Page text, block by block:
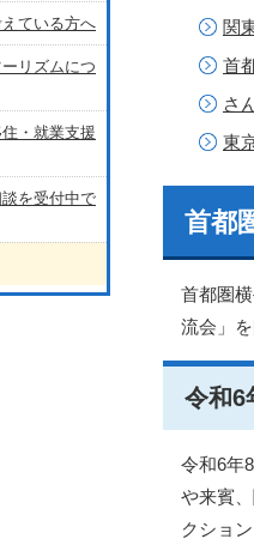
関
首
さ
東
首都
首都圏
流会」
令和
令和6年
や来賓
クショ
ている方へ
リズムにつ
・就業支援
を受付中で